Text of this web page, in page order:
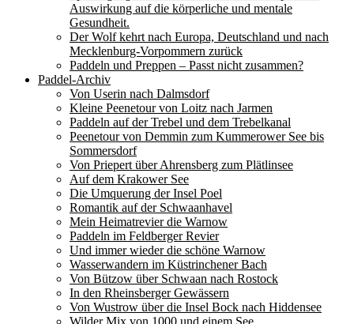
Auswirkung auf die körperliche und mentale
Gesundheit.
Der Wolf kehrt nach Europa, Deutschland und nach
Mecklenburg-Vorpommern zurück
Paddeln und Preppen – Passt nicht zusammen?
Paddel-Archiv
Von Userin nach Dalmsdorf
Kleine Peenetour von Loitz nach Jarmen
Paddeln auf der Trebel und dem Trebelkanal
Peenetour von Demmin zum Kummerower See bis
Sommersdorf
Von Priepert über Ahrensberg zum Plätlinsee
Auf dem Krakower See
Die Umquerung der Insel Poel
Romantik auf der Schwaanhavel
Mein Heimatrevier die Warnow
Paddeln im Feldberger Revier
Und immer wieder die schöne Warnow
Wasserwandern im Küstrinchener Bach
Von Bützow über Schwaan nach Rostock
In den Rheinsberger Gewässern
Von Wustrow über die Insel Bock nach Hiddensee
Wilder Mix von 1000 und einem See